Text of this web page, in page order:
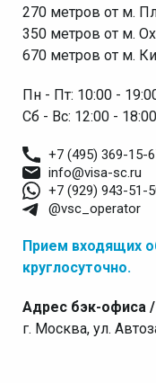
270 метров от м.
350 метров от м.
670 метров от м.
Пн - Пт: 10:00 -
Сб - Вс: 12:00 - 18:00
+7 (495) 369-15-
info@visa-sc.ru
+7 (929) 943-51-
@vsc_operator
Прием входящих
круглосуточно.
Адрес бэк-офиса
г. Москва, ул.